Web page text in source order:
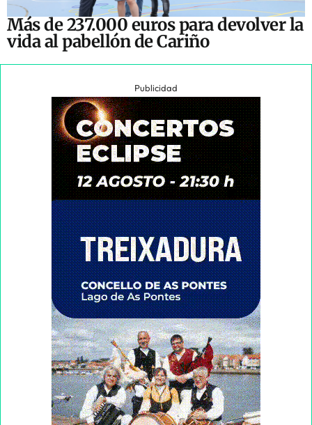
Más de 237.000 euros para devolver la
vida al pabellón de Cariño
Publicidad